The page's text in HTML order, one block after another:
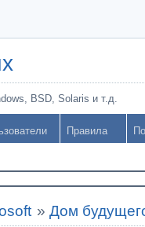
BSD, Solaris и т.д.
Правила
»Дом